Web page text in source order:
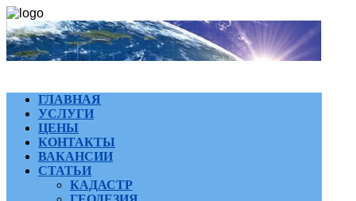
ГЛАВНАЯ
УСЛУГИ
ЦЕНЫ
КОНТАКТЫ
ВАКАНСИИ
СТАТЬИ
КАДАСТР